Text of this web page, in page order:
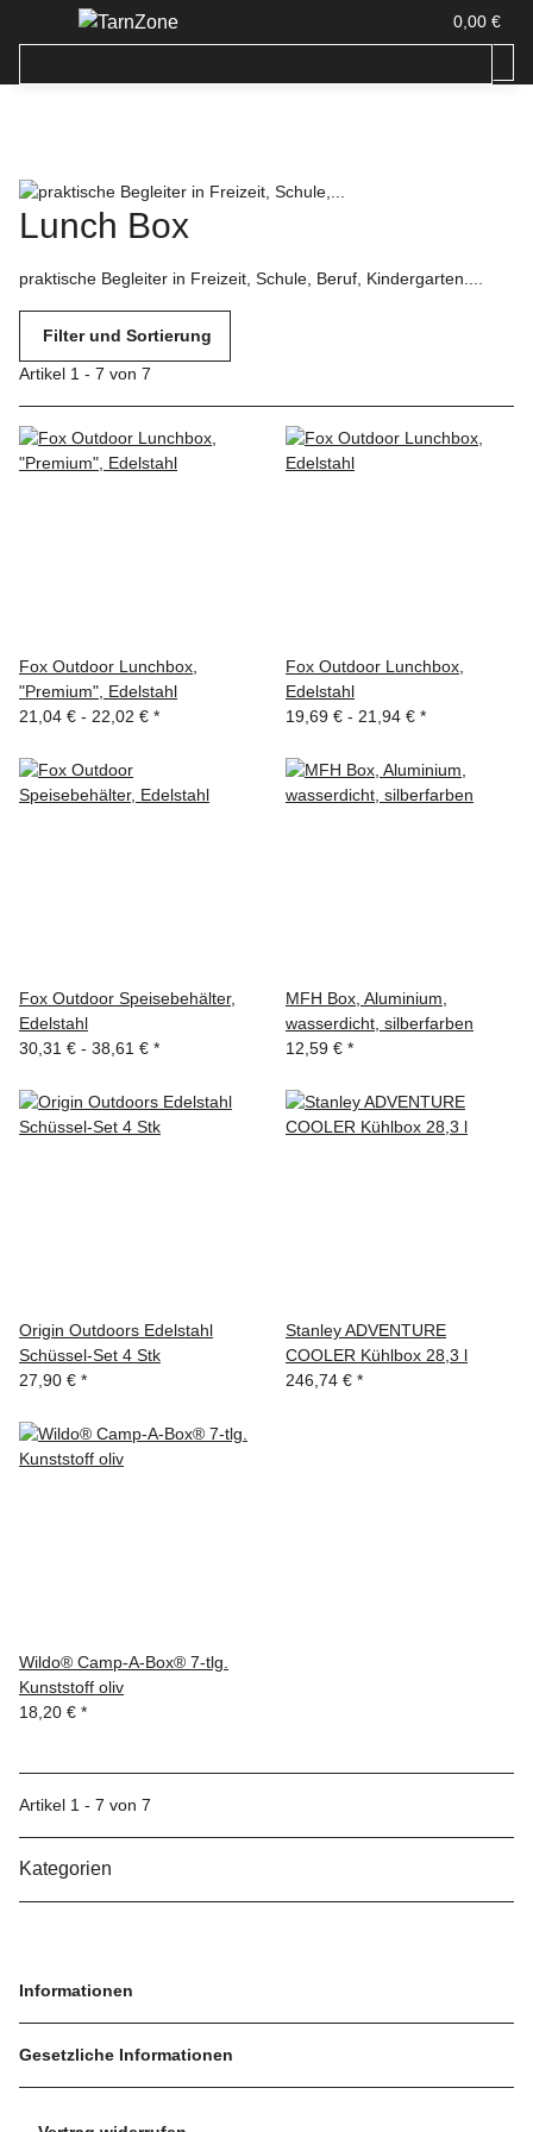
0,00 €
Lunch Box
praktische Begleiter in Freizeit, Schule, Beruf, Kindergarten....
Filter und Sortierung
Artikel 1 - 7 von 7
Fox Outdoor Lunchbox,
"Premium", Edelstahl
21,04 € - 22,02 € *
Fox Outdoor Lunchbox,
Edelstahl
19,69 € - 21,94 € *
Fox Outdoor Speisebehälter,
Edelstahl
30,31 € - 38,61 € *
MFH Box, Aluminium,
wasserdicht, silberfarben
12,59 € *
Origin Outdoors Edelstahl
Schüssel-Set 4 Stk
27,90 € *
Stanley ADVENTURE
COOLER Kühlbox 28,3 l
246,74 € *
Wildo® Camp-A-Box® 7-tlg.
Kunststoff oliv
18,20 € *
Artikel 1 - 7 von 7
Kategorien
Informationen
Gesetzliche Informationen